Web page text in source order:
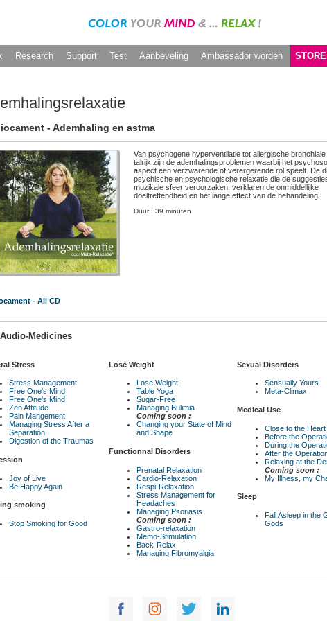
Research Support Test Aanbeveling Ambassador worden STORE
- Ademhaling en astma
Van psychogene hyperventilatie tot allergische
talrijk zijn de ademhalingsproblemen waarbij het
aspect een verzwarende of verergerende rol speelt. De
psychische en psychologische relaxatie die de
muzikale sfeer veroorzaken, verklaren de onmiddellijke
doeltreffendheid en het lange effect van de behandeling.
Duur : 39 minuten
- All CD
Medicines
Stress
Stress Management
Free One's Mind
Free One's Mind
Zen Attitude
Pain Mangement
Managing Stress After a
Separation
Digestion of the Traumas
Joy of Live
Be Happy Again
smoking
Stop Smoking for Good
Lose Weight
Lose Weight
Table Yoga
Sugar-Free
Managing Bulimia
Coming soon :
Changing your State of Mind
and Shape
Functionnal Disorders
Prenatal Relaxation
Cardio-Relaxation
Respi-Relaxation
Stress Management for
Headaches
Managing Psoriasis
Coming soon :
Gastro-relaxation
Memo-Stimulation
Back-Relax
Managing Fibromyalgia
Sexual Disorders
Sensually Yours
Meta-Climax
Medical Use
Close to the Heart
Before the
During the
After the
Relaxing at the
Coming soon :
My Illness, my
Sleep
Fall Asleep in the
Gods